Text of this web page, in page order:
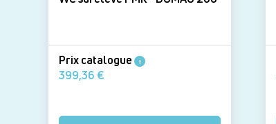
Prix catalogue i
399,36 €